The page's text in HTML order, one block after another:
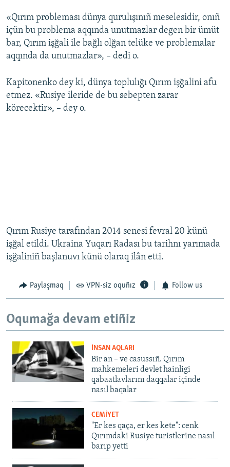
«Qırım probleması dünya qurulışınıñ meselesidir, onıñ
içün bu problema aqqında unutmazlar degen bir ümüt
bar, Qırım işğali ile bağlı olğan telüke ve problemalar
aqqında da unutmazlar», – dedi o.
Kapitonenko dey ki, dünya toplulığı Qırım işğalini afu
etmez. «Rusiye ileride de bu sebepten zarar
körecektir», – dey o.
Qırım Rusiye tarafından 2014 senesi fevral 20 künü
işğal etildi. Ukraina Yuqarı Radası bu tarihnı yarımada
işğaliniñ başlanuvı künü olaraq ilân etti.
Paylaşmaq VPN-siz oquñız Follow us
Oqumağa devam etiñiz
İNSAN AQLARI
Bir an – ve casussıñ. Qırım
mahkemeleri devlet hainligi
qabaatlavlarını daqqalar içinde
nasıl baqalar
CEMİYET
"Er kes qaça, er kes kete": cenk
Qırımdaki Rusiye turistlerine nasıl
barıp yetti